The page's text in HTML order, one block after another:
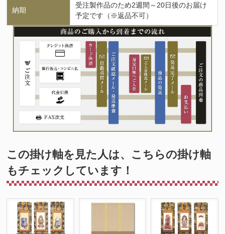
納期
受注製作品のため2週間～20日後のお届け
予定です（※返品不可）
この掛け軸を見た人は、こちらの掛け軸
もチェックしています！